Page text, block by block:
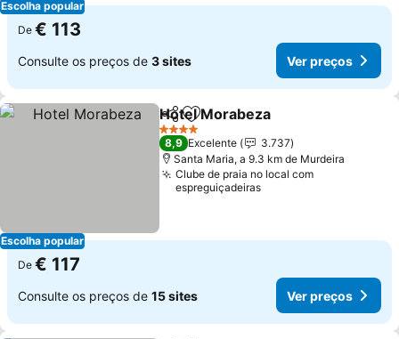
Escolha popular
De € 113
Consulte os preços de 3 sites Ver preços
Escolha popular
PartilharAdicionar aos favoritos
Hotel Morabeza
4 Estrelas
8,9 Excelente
3.737
Santa Maria, a 9.3 km de Murdeira
Clube de praia no local com
espreguiçadeiras
De € 117
Consulte os preços de 15 sites Ver preços